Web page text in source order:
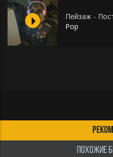
Пейзаж -
Pop
ПОХОЖИЕ